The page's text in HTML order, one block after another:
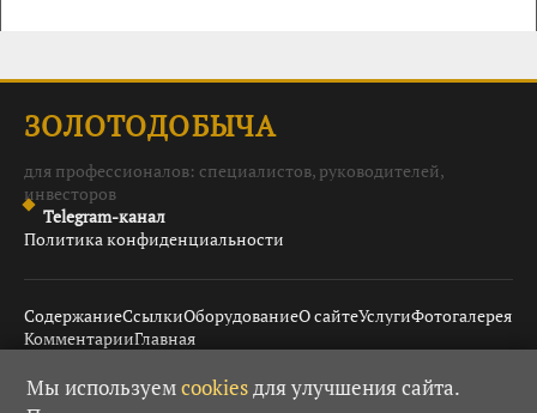
ЗОЛОТОДОБЫЧА
для профессионалов: специалистов, руководителей,
инвесторов
Telegram-канал
Политика конфиденциальности
СодержаниеСсылкиОборудованиеО сайтеУслугиФотогалерея
КомментарииГлавная
Мы используемcookiesдля улучшения сайта.